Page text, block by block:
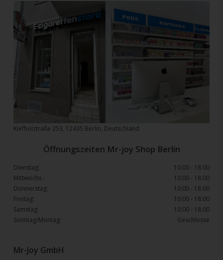
Mr-Joy GmbH
Kiefholztraße 253, 12435 Berlin, Deutschland
Öffnungszeiten Mr-joy Shop Berlin
Dienstag:
10:00 - 18:00
Mittwochs :
10:00 - 18:00
Donnerstag:
10:00 - 18:00
Freitag:
10:00 - 18:00
Samstag:
10:00 - 18:00
Sonntag/Montag:
Geschlosse